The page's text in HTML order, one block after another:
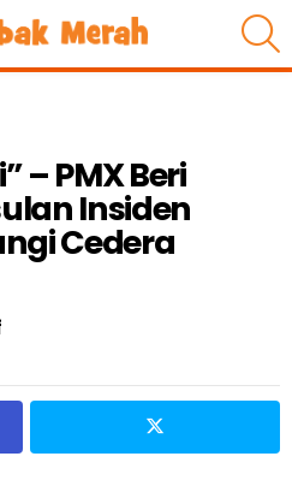
– PMX Beri
Insiden
Cedera